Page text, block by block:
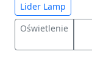
Lider Lamp
Oświetlenie